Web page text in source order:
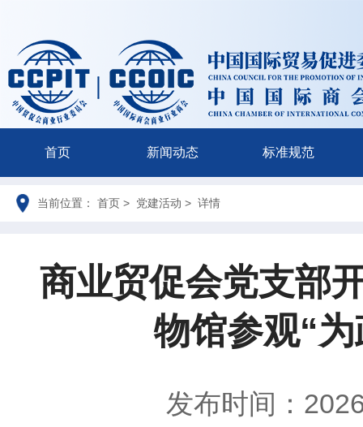
首页 新闻动态 标准规范
当前位置： 首页 > 党建活动 > 详情
商业贸促会党支部
物馆参观“
发布时间：